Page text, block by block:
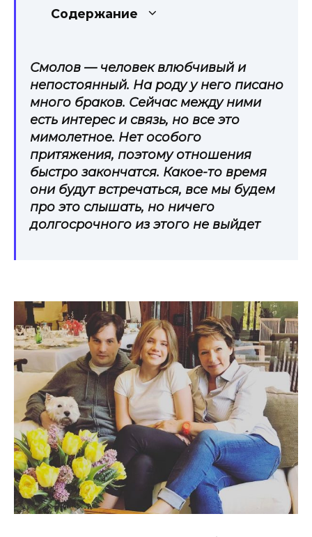
Содержание
Смолов — человек влюбчивый и
непостоянный. На роду у него писано
много браков. Сейчас между ними
есть интерес и связь, но все это
мимолетное. Нет особого
притяжения, поэтому отношения
быстро закончатся. Какое-то время
они будут встречаться, все мы будем
про это слышать, но ничего
долгосрочного из этого не выйдет